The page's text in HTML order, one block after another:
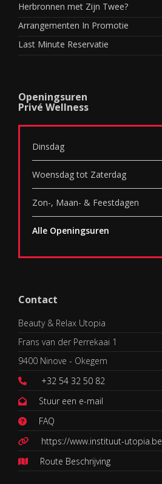
Herbronnen met Zijn Twee?
Arrangementen In Promotie
Last Minute Reservatie
Openingsuren
Privé Wellness
Dinsdag
Woensdag tot Zaterdag
Zon-, Maan- & Feestdagen
Alle Openingsuren
Contact
Beauty & Relax Utopia
Frans van der Perrekaai 1
9400 Ninove - Okegem
+32 54 32 50 82
Stuur een e-mail
FAQ
https://www.instituut-utopia.be
Route Beschrijving